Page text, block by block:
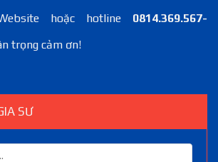
hoặc hotline 0814.369.567-
trọng cảm ơn!
SƯ